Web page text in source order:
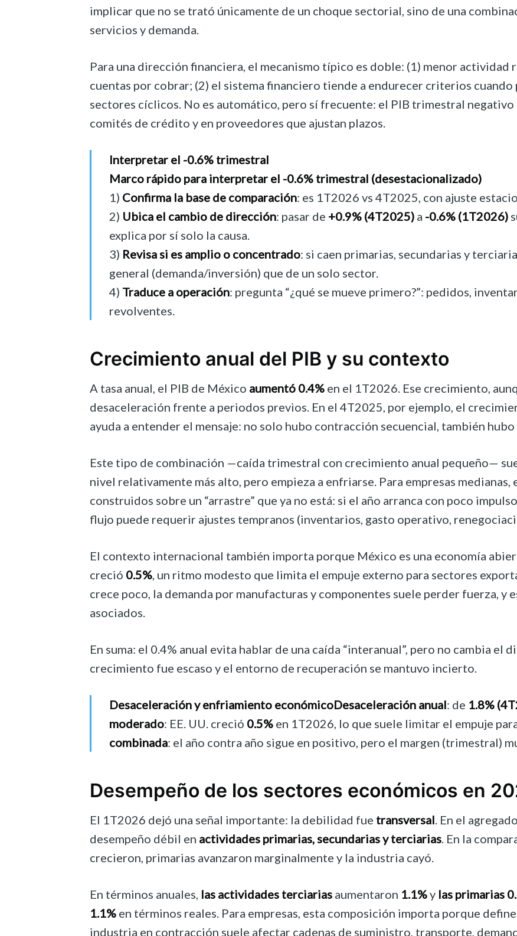
implicar que no se trató únicamente de un choque sectorial, sino de una
servicios y demanda.
Para una dirección financiera, el mecanismo típico es doble: (1) menor actividad
cuentas por cobrar; (2) el sistema financiero tiende a endurecer criterios
sectores cíclicos. No es automático, pero sí frecuente: el PIB trimestral
comités de crédito y en proveedores que ajustan plazos.
Interpretar el -0.6% trimestral
Marco rápido para interpretar el -0.6% trimestral (desestacionalizado)
1) Confirma la base de comparación: es 1T2026 vs 4T2025, con ajuste
2) Ubica el cambio de dirección: pasar de +0.9% (4T2025) a -0.6% (1T2026)
explica por sí solo la causa.
3) Revisa si es amplio o concentrado: si caen primarias, secundarias y
general (demanda/inversión) que de un solo sector.
4) Traduce a operación: pregunta “¿qué se mueve primero?”: pedidos,
revolventes.
Crecimiento anual del PIB y su contexto
A tasa anual, el PIB de México aumentó 0.4% en el 1T2026. Ese crecimiento,
desaceleración frente a periodos previos. En el 4T2025, por ejemplo, el
ayuda a entender el mensaje: no solo hubo contracción secuencial, también
Este tipo de combinación —caída trimestral con crecimiento anual pequeño—
nivel relativamente más alto, pero empieza a enfriarse. Para empresas
construidos sobre un “arrastre” que ya no está: si el año arranca con poco
flujo puede requerir ajustes tempranos (inventarios, gasto operativo,
El contexto internacional también importa porque México es una economía
creció 0.5%, un ritmo modesto que limita el empuje externo para sectores
crece poco, la demanda por manufacturas y componentes suele perder fuerza, y
asociados.
En suma: el 0.4% anual evita hablar de una caída “interanual”, pero no cambia
crecimiento fue escaso y el entorno de recuperación se mantuvo incierto.
Desaceleración y enfriamiento económicoDesaceleración anual: de 1.8%
moderado: EE. UU. creció 0.5% en 1T2026, lo que suele limitar el empuje
combinada: el año contra año sigue en positivo, pero el margen (trimestral)
Desempeño de los sectores económicos en
El 1T2026 dejó una señal importante: la debilidad fue transversal. En el
desempeño débil en actividades primarias, secundarias y terciarias. En la
crecieron, primarias avanzaron marginalmente y la industria cayó.
En términos anuales, las actividades terciarias aumentaron 1.1%y las primarias
1.1% en términos reales. Para empresas, esta composición importa porque
industria en contracción suele afectar cadenas de suministro, transporte,